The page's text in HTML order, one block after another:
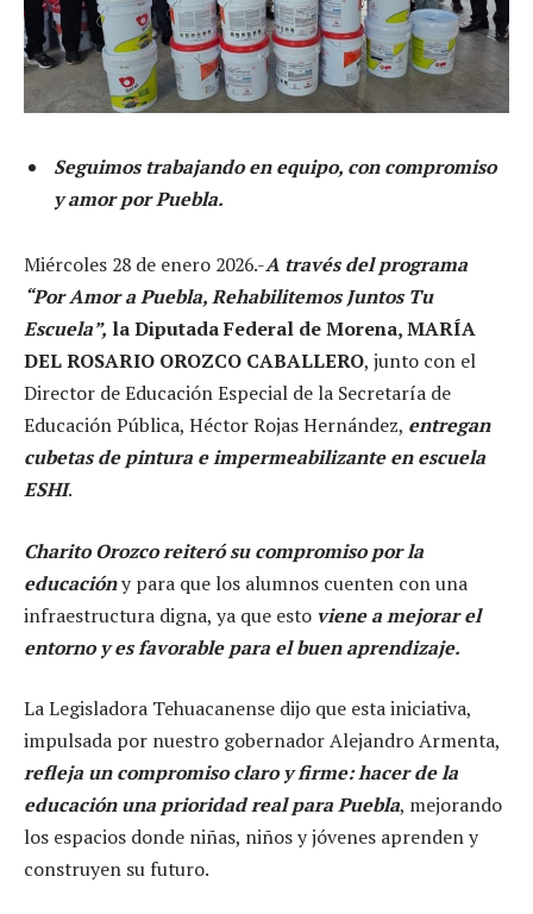
Seguimos trabajando en equipo, con compromiso
y amor por Puebla.
Miércoles 28 de enero 2026.-A través del programa
“Por Amor a Puebla, Rehabilitemos Juntos Tu
Escuela”, la Diputada Federal de Morena, MARÍA
DEL ROSARIO OROZCO CABALLERO, junto con el
Director de Educación Especial de la Secretaría de
Educación Pública, Héctor Rojas Hernández, entregan
cubetas de pintura e impermeabilizante en escuela
ESHI.
Charito Orozco reiteró su compromiso por la
educacióny para que los alumnos cuenten con una
infraestructura digna, ya que esto viene a mejorar el
entorno y es favorable para el buen aprendizaje.
La Legisladora Tehuacanense dijo que esta iniciativa,
impulsada por nuestro gobernador Alejandro Armenta,
refleja un compromiso claro y firme: hacer de la
educación una prioridad real para Puebla, mejorando
los espacios donde niñas, niños y jóvenes aprenden y
construyen su futuro.